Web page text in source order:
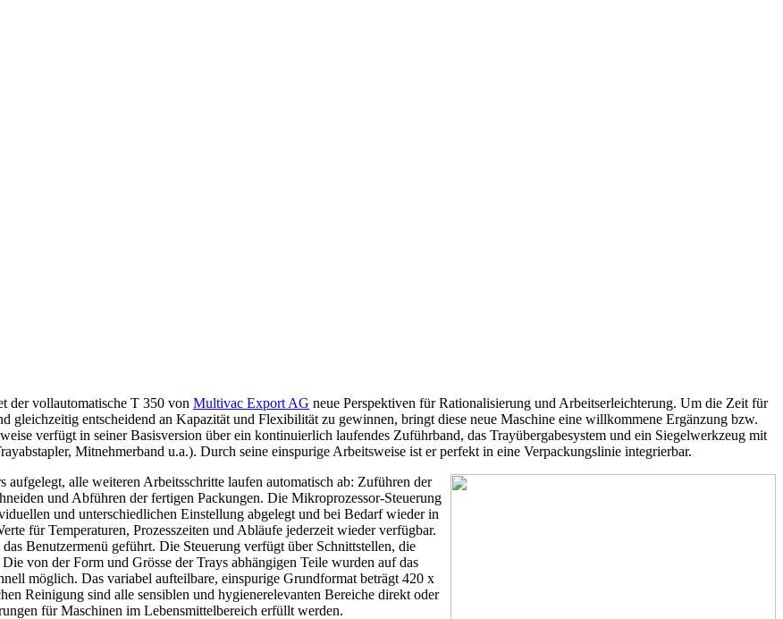
der vollautomatische T 350 von Multivac Export AG neue Perspektiven für Rationalisierung und Arbeitserleichterung. Um die Zeit für
gleichzeitig entscheidend an Kapazität und Flexibilität zu gewinnen, bringt diese neue Maschine eine willkommene Ergänzung bzw.
verfügt in seiner Basisversion über ein kontinuierlich laufendes Zuführband, das Trayübergabesystem und ein Siegelwerkzeug mit
Mitnehmerband u.a.). Durch seine einspurige Arbeitsweise ist er perfekt in eine Verpackungslinie integrierbar.
alle weiteren Arbeitsschritte laufen automatisch ab: Zuführen der
und Abführen der fertigen Packungen. Die Mikroprozessor-Steuerung
und unterschiedlichen Einstellung abgelegt und bei Bedarf wieder in
für Temperaturen, Prozesszeiten und Abläufe jederzeit wieder verfügbar.
Benutzermenü geführt. Die Steuerung verfügt über Schnittstellen, die
von der Form und Grösse der Trays abhängigen Teile wurden auf das
möglich. Das variabel aufteilbare, einspurige Grundformat beträgt 420 x
Reinigung sind alle sensiblen und hygienerelevanten Bereiche direkt oder
für Maschinen im Lebensmittelbereich erfüllt werden.